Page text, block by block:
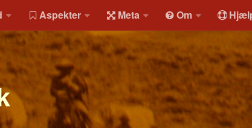
Aspekter Meta Om